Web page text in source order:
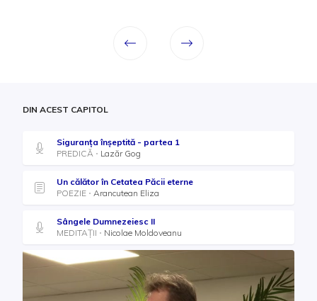
DIN ACEST CAPITOL
Siguranța înșeptită - partea 1
PREDICĂ
Lazăr Gog
Un călător în Cetatea Păcii eterne
POEZIE
Arancutean Eliza
Sângele Dumnezeiesc II
MEDITAȚII
Nicolae Moldoveanu